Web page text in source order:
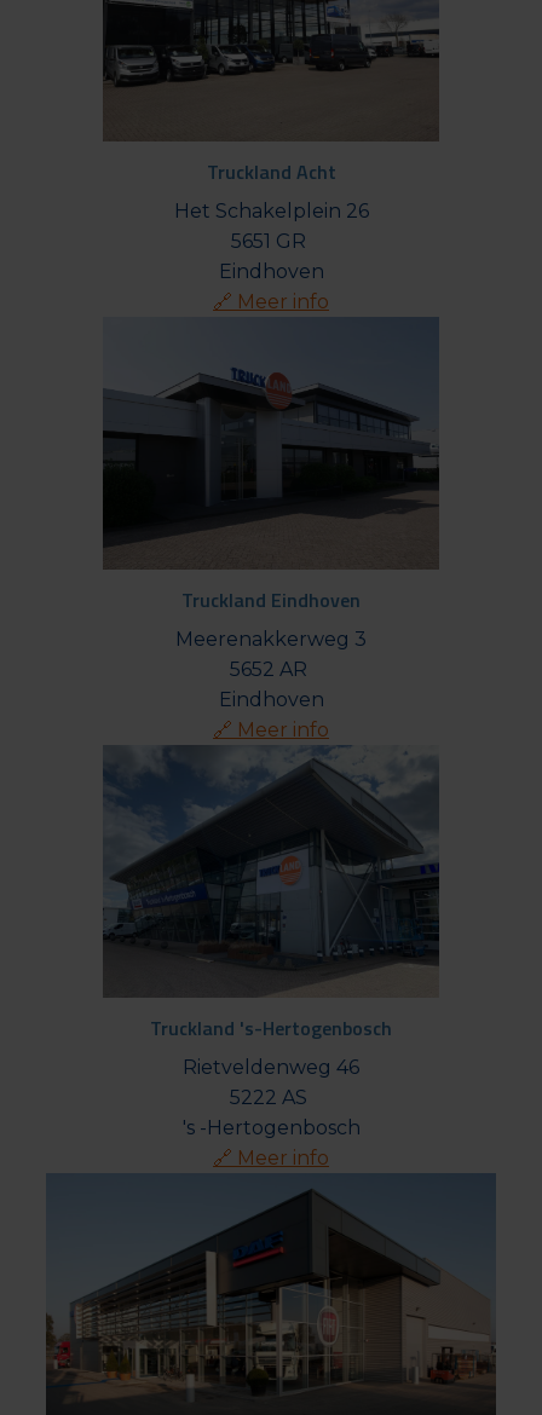
Truckland Acht
Het Schakelplein 26
5651 GR
🔗 Meer info
Truckland Eindhoven
Meerenakkerweg 3
5652 AR
🔗 Meer info
Truckland 's-Hertogenbosch
Rietveldenweg 46
5222 AS
🔗 Meer info